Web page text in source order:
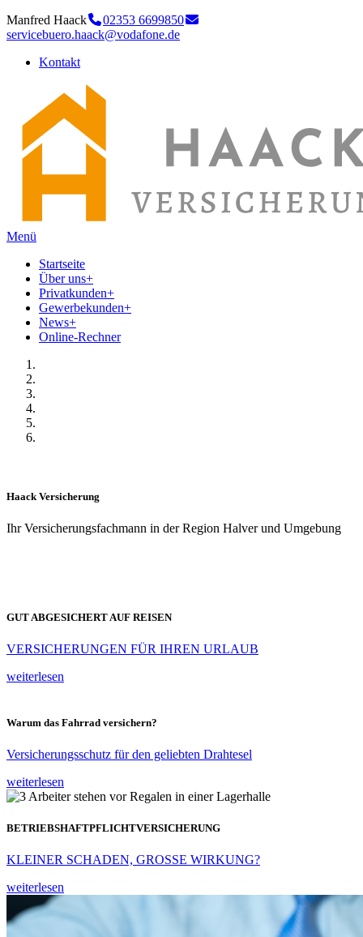
Manfred Haack
02353 6699850
servicebuero.haack@vodafone.de
Kontakt
Menü
Startseite
Über uns+
Privatkunden+
Gewerbekunden+
News+
Online-Rechner
Haack Versicherung
Ihr Versicherungsfachmann in der Region Halver und Umgebung
GUT ABGESICHERT AUF REISEN
VERSICHERUNGEN FÜR IHREN URLAUB
weiterlesen
Warum das Fahrrad versichern?
Versicherungsschutz für den geliebten Drahtesel
weiterlesen
BETRIEBSHAFTPFLICHTVERSICHERUNG
KLEINER SCHADEN, GROSSE WIRKUNG?
weiterlesen